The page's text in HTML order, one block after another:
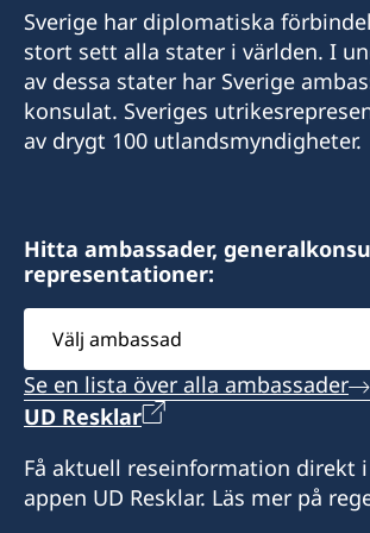
Tel. +354 891 87 77
E-post: eva.halapi@gmail.com
Munkaþverárstræti 3
600 Akureyri
Island
Tel. +354 847 7207
E-post: hannachristel@gmail.com
Fossgata 4
710 Seyðisfjörður
Sverige har diplomatiska
stort sett alla stater i världen. I
av dessa stater har Sverige
konsulat. Sveriges
av drygt 100 utlandsmyndigheter.
Hitta ambassader,
representationer:
Välj
ambassad
Se en lista över alla ambassader
UD Resklar
Få aktuell reseinformation direkt
appen UD Resklar. Läs mer på